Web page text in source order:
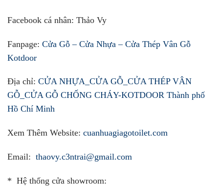
Facebook cá nhân: Thảo Vy
Fanpage: Cửa Gỗ – Cửa Nhựa – Cửa Thép Vân Gỗ
Kotdoor
Địa chỉ: CỬA NHỰA_CỬA GỖ_CỬA THÉP VÂN
GỖ_CỬA GỖ CHỐNG CHÁY-KOTDOOR Thành phố
Hồ Chí Minh
Xem Thêm Website: cuanhuagiagotoilet.com
Email: thaovy.c3ntrai@gmail.com
* Hệ thống cửa showroom: